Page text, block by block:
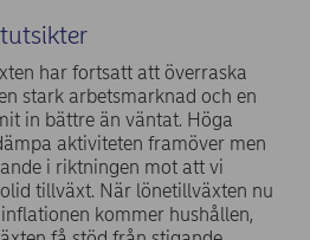
har fortsatt att överraska
stark arbetsmarknad och en
in bättre än väntat. Höga
aktiviteten framöver men
i riktningen mot att vi
tillväxt. När lönetillväxten nu
kommer hushållen,